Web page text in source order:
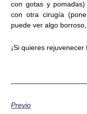
con gotas y
con otra cirugía
puede ver algo
¡Si quieres
Previo